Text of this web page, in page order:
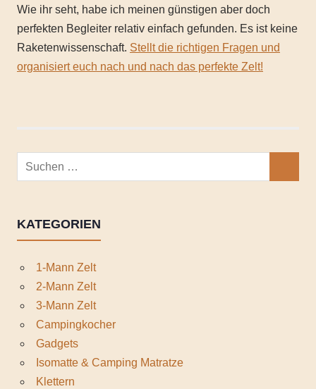
Wie ihr seht, habe ich meinen günstigen aber doch
perfekten Begleiter relativ einfach gefunden. Es ist keine
Raketenwissenschaft. Stellt die richtigen Fragen und
organisiert euch nach und nach das perfekte Zelt!
Suchen
nach:
KATEGORIEN
1-Mann Zelt
2-Mann Zelt
3-Mann Zelt
Campingkocher
Gadgets
Isomatte & Camping Matratze
Klettern